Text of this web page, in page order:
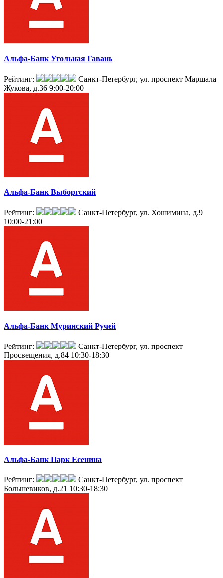
Альфа-Банк Угольная Гавань
Рейтинг:
Санкт-Петербург, ул. проспект Маршала
Жукова, д.36 9:00-20:00
Альфа-Банк Выборгский
Рейтинг:
Санкт-Петербург, ул. Хошимина, д.9
10:00-21:00
Альфа-Банк Муринский Ручей
Рейтинг:
Санкт-Петербург, ул. проспект
Просвещения, д.84 10:30-18:30
Альфа-Банк Парк Есенина
Рейтинг:
Санкт-Петербург, ул. проспект
Большевиков, д.21 10:30-18:30